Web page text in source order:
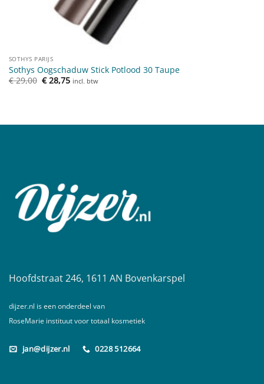
SOTHYS PARIJS
Sothys Oogschaduw Stick Potlood 30 Taupe
€29,00 Oorspronkelijke
prijs
€28,75Huidige
prijs
incl. btw
Hoofdstraat 246, 1611 AN Bovenkarspel
dijzer.nl is een onderdeel van
RoseMarie instituut voor totaal kosmetiek
jan@dijzer.nl 0228 512664